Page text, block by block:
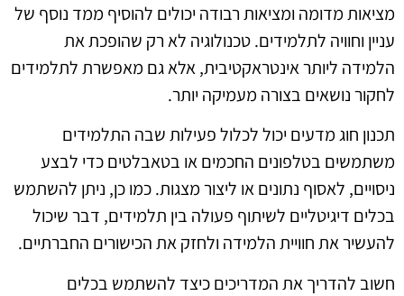
מציאות מדומה ומציאות רבודה יכולים להוסיף ממד נוסף של
עניין וחוויה לתלמידים. טכנולוגיה לא רק שהופכת את
הלמידה ליותר אינטראקטיבית, אלא גם מאפשרת לתלמידים
לחקור נושאים בצורה מעמיקה יותר.
תכנון חוג מדעים יכול לכלול פעילות שבה התלמידים
משתמשים בטלפונים החכמים או בטאבלטים כדי לבצע
ניסויים, לאסוף נתונים או ליצור מצגות. כמו כן, ניתן להשתמש
בכלים דיגיטליים לשיתוף פעולה בין תלמידים, דבר שיכול
להעשיר את חוויית הלמידה ולחזק את הכישורים החברתיים.
חשוב להדריך את המדריכים כיצד להשתמש בכלים